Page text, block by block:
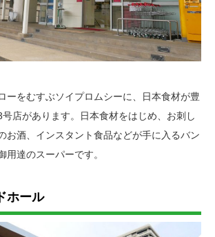
ーをむすぶソイプロムシーに、日本食材が豊
店があります。日本食材をはじめ、お刺し
お酒、インスタント食品などが手に入るバン
用達のスーパーです。
ホール